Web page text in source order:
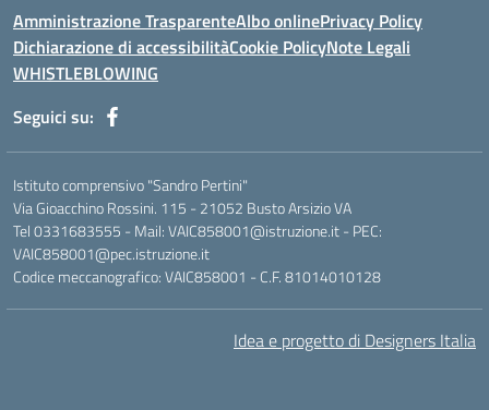
Amministrazione TrasparenteAlbo onlinePrivacy Policy
Dichiarazione di accessibilitàCookie PolicyNote Legali
WHISTLEBLOWING
Seguici su:
Istituto comprensivo "Sandro Pertini"
Via Gioacchino Rossini. 115 - 21052 Busto Arsizio VA
Tel 0331683555 - Mail: VAIC858001@istruzione.it - PEC:
VAIC858001@pec.istruzione.it
Codice meccanografico: VAIC858001 - C.F. 81014010128
Idea e progetto di Designers Italia